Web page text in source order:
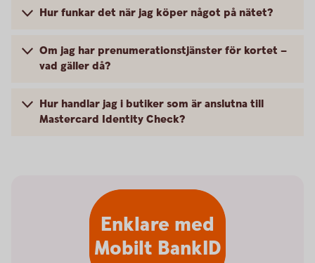
Hur funkar det när jag köper något på nätet?
Om jag har prenumerationstjänster för kortet –
vad gäller då?
Hur handlar jag i butiker som är anslutna till
Mastercard Identity Check?
Enklare med
Mobilt BankID